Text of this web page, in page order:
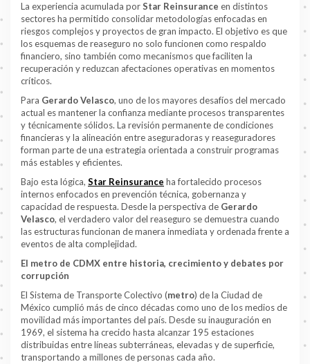
La experiencia acumulada porStar Reinsurance en distintos
sectores ha permitido consolidar metodologías enfocadas en
riesgos complejos y proyectos de gran impacto. El objetivo es que
los esquemas de reaseguro no solo funcionen como respaldo
financiero, sino también como mecanismos que faciliten la
recuperación y reduzcan afectaciones operativas en momentos
críticos.
Para Gerardo Velasco, uno de los mayores desafíos del mercado
actual es mantener la confianza mediante procesos transparentes
y técnicamente sólidos. La revisión permanente de condiciones
financieras y la alineación entre aseguradoras y reaseguradores
forman parte de una estrategia orientada a construir programas
más estables y eficientes.
Bajo esta lógica, Star Reinsurance ha fortalecido procesos
internos enfocados en prevención técnica, gobernanza y
capacidad de respuesta. Desde la perspectiva de Gerardo
Velasco, el verdadero valor del reaseguro se demuestra cuando
las estructuras funcionan de manera inmediata y ordenada frente a
eventos de alta complejidad.
El metro de CDMX entre historia, crecimiento y debates por
corrupción
El Sistema de Transporte Colectivo (metro) de la Ciudad de
México cumplió más de cinco décadas como uno de los medios de
movilidad más importantes del país. Desde su inauguración en
1969, el sistema ha crecido hasta alcanzar 195 estaciones
distribuidas entre líneas subterráneas, elevadas y de superficie,
transportando a millones de personas cada año.